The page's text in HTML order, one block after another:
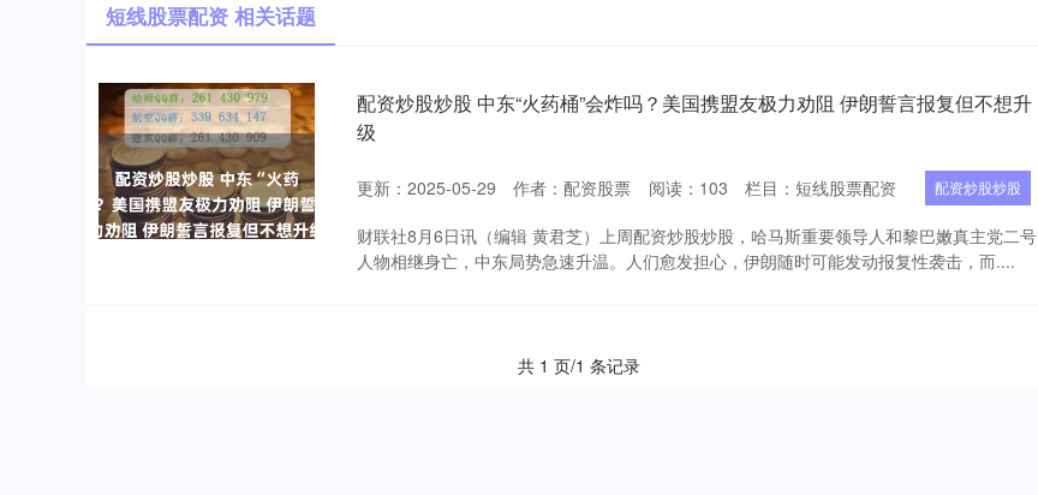
短线股票配资 相关话题
配资炒股炒股 中东“火药桶”会炸吗？美国携盟友极力劝阻 伊朗誓言报复但不想升
级
更新：2025-05-29 作者：配资股票 阅读： 103 栏目： 短线股票配资 配资炒股炒股
财联社8月6日讯（编辑 黄君芝）上周配资炒股炒股，哈马斯重要领导人和黎巴嫩真主党二号
人物相继身亡，中东局势急速升温。人们愈发担心，伊朗随时可能发动报复性袭击，而....
共 1 页/1 条记录